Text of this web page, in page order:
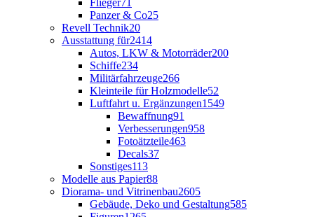
Panzer & Co25
Revell Technik20
Ausstattung für2414
Autos, LKW & Motorräder200
Schiffe234
Militärfahrzeuge266
Kleinteile für Holzmodelle52
Luftfahrt u. Ergänzungen1549
Bewaffnung91
Verbesserungen958
Fotoätzteile463
Decals37
Sonstiges113
Modelle aus Papier88
Diorama- und Vitrinenbau2605
Gebäude, Deko und Gestaltung585